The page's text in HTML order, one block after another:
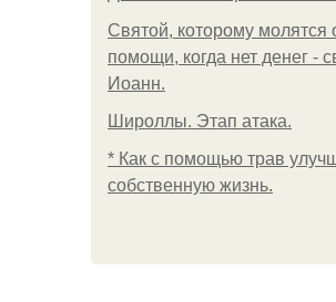
Святой, которому молятся
помощи, когда нет денег -
Иоанн.
Широллы. Этап атака.
* Как с помощью трав
собственную жизнь.